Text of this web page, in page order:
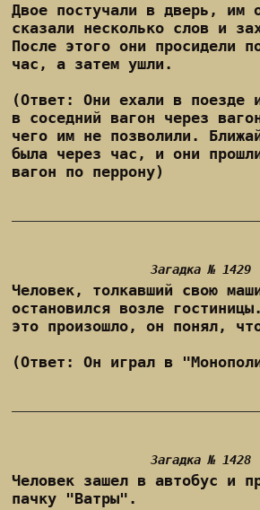
Двое постучали в дверь, им
сказали несколько слов и
После этого они просидели
час, а затем ушли.
(Ответ: Они ехали в поезде
в соседний вагон через
чего им не позволили.
была через час, и они
вагон по перрону)
Загадка № 1429
Человек, толкавший свою
остановился возле
это произошло, он понял,
(Ответ: Он играл в
Загадка № 1428
Человек зашел в автобус и
пачку "Ватры".